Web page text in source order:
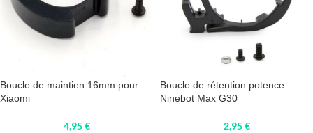
Boucle de maintien 16mm pour
Xiaomi
4,95€
Boucle de rétention potence
Ninebot Max G30
2,95€